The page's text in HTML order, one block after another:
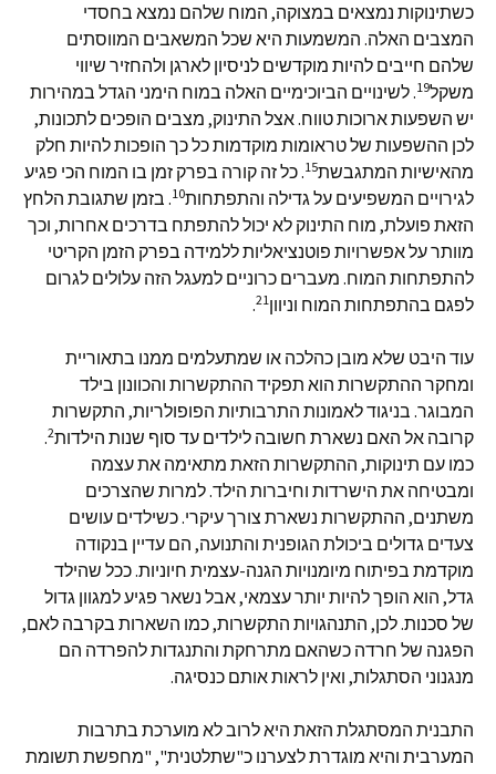
כשתינוקות נמצאים במצוקה, המוח שלהם נמצא בחסדי
המצבים האלה. המשמעות היא שכל המשאבים המווסתים
שלהם חייבים להיות מוקדשים לניסיון לארגן ולהחזיר שיווי
משקל19. לשינויים הביוכימיים האלה במוח הימני הגדל במהירות
יש השפעות ארוכות טווח. אצל התינוק, מצבים הופכים לתכונות,
לכן ההשפעות של טראומות מוקדמות כל כך הופכות להיות חלק
מהאישיות המתגבשת15. כל זה קורה בפרק זמן בו המוח הכי פגיע
לגירויים המשפיעים על גדילה והתפתחות10. בזמן שתגובת הלחץ
הזאת פועלת, מוח התינוק לא יכול להתפתח בדרכים אחרות, וכך
מוותר על אפשרויות פוטנציאליות ללמידה בפרק הזמן הקריטי
להתפתחות המוח. מעברים כרוניים למעגל הזה עלולים לגרום
לפגם בהתפתחות המוח וניוון21
.
עוד היבט שלא מובן כהלכה או שמתעלמים ממנו בתאוריית
ומחקר ההתקשרות הוא תפקיד ההתקשרות והכוונון בילד
המבוגר. בניגוד לאמונות התרבותיות הפופולריות, התקשרות
קרובה אל האם נשארת חשובה לילדים עד סוף שנות הילדות2
.
כמו עם תינוקות, ההתקשרות הזאת מתאימה את עצמה
ומבטיחה את הישרדות וחיברות הילד. למרות שהצרכים
משתנים, ההתקשרות נשארת צורך עיקרי. כשילדים עושים
צעדים גדולים ביכולת הגופנית והתנועה, הם עדיין בנקודה
מוקדמת בפיתוח מיומנויות הגנה-עצמית חיוניות. ככל שהילד
גדל, הוא הופך להיות יותר עצמאי, אבל נשאר פגיע למגוון גדול
של סכנות. לכן, התנהגויות התקשרות, כמו השארות בקרבה לאם,
הפגנה של חרדה כשהאם מתרחקת והתנגדות להפרדה הם
מנגנוני הסתגלות, ואין לראות אותם כנסיגה.
התבנית המסתגלת הזאת היא לרוב לא מוערכת בתרבות
המערבית והיא מוגדרת לצערנו כ"שתלטנית", "מחפשת תשומת